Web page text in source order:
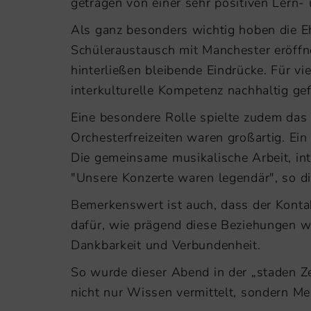
Als ganz besonders wichtig hoben die
Schüleraustausch mit Manchester
hinterließen bleibende Eindrücke. Für
interkulturelle Kompetenz nachhaltig
Eine besondere Rolle spielte zudem
Orchesterfreizeiten waren großartig.
Die gemeinsame musikalische Arbeit,
"Unsere Konzerte waren legendär", so
Bemerkenswert ist auch, dass der
dafür, wie prägend diese Beziehungen
Dankbarkeit und Verbundenheit.
So wurde dieser Abend in der „staden
nicht nur Wissen vermittelt, sondern